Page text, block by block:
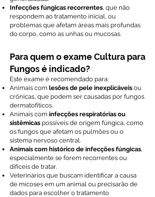
Infecções fúngicas recorrentes, que não
respondem ao tratamento inicial, ou
problemas que afetam áreas mais profundas
do corpo, como as unhas ou mucosas.
Para quem o exame Cultura para
Fungos é indicado?
Este exame é recomendado para:
Animais com lesões de pele inexplicáveis ou
crônicas, que podem ser causadas por fungos
dermatofíticos.
Animais com infecções respiratórias ou
sistêmicas possíveis de origem fúngica, como
os fungos que afetam os pulmões ou o
sistema nervoso central.
Animais com histórico de infecções fúngicas,
especialmente se forem recorrentes ou
difíceis de tratar.
Veterinários que buscam identificar a causa
de micoses em um animal ou precisarão de
dados para escolher o tratamento